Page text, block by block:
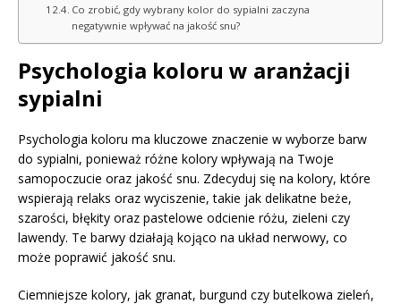
Co zrobić, gdy wybrany kolor do sypialni zaczyna
negatywnie wpływać na jakość snu?
Psychologia koloru w aranżacji
sypialni
Psychologia koloru ma kluczowe znaczenie w wyborze barw
do sypialni, ponieważ różne kolory wpływają na Twoje
samopoczucie oraz jakość snu. Zdecyduj się na kolory, które
wspierają relaks oraz wyciszenie, takie jak delikatne beże,
szarości, błękity oraz pastelowe odcienie różu, zieleni czy
lawendy. Te barwy działają kojąco na układ nerwowy, co
może poprawić jakość snu.
Ciemniejsze kolory, jak granat, burgund czy butelkowa zieleń,